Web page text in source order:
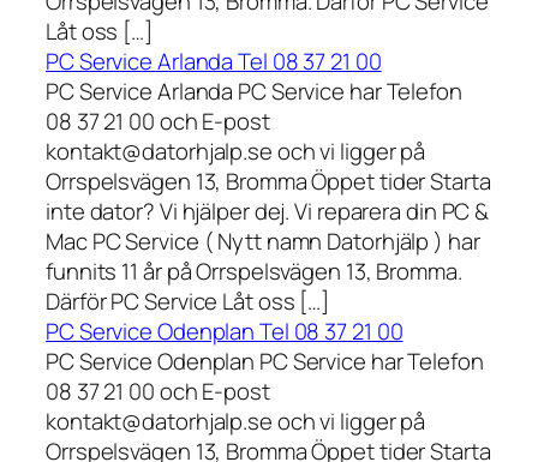
Låt oss […]
PC Service Arlanda Tel 08 37 21 00
PC Service Arlanda PC Service har Telefon
08 37 21 00 och E-post
kontakt@datorhjalp.se och vi ligger på
Orrspelsvägen 13, Bromma Öppet tider Starta
inte dator? Vi hjälper dej. Vi reparera din PC &
Mac PC Service ( Nytt namn Datorhjälp ) har
funnits 11 år på Orrspelsvägen 13, Bromma.
Därför PC Service Låt oss […]
PC Service Odenplan Tel 08 37 21 00
PC Service Odenplan PC Service har Telefon
08 37 21 00 och E-post
kontakt@datorhjalp.se och vi ligger på
Orrspelsvägen 13, Bromma Öppet tider Starta